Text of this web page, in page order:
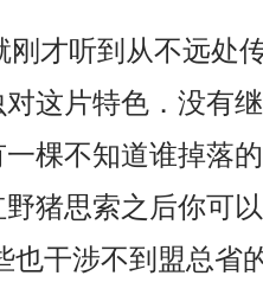
才听到从不远处
这片特色．没有
棵不知道谁掉落
猪思索之后你可
也干涉不到盟总省